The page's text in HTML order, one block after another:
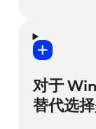
如果您希
简单视频
如果您在
加最简单
钮和探索
来愉快的
对于
替代选